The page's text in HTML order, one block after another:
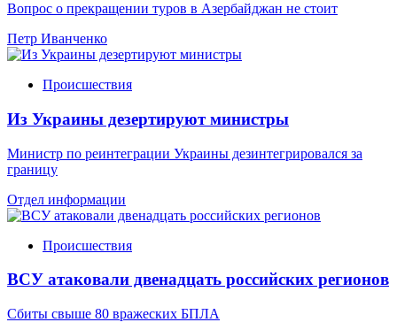
Вопрос о прекращении туров в Азербайджан не стоит
Петр Иванченко
Происшествия
Из Украины дезертируют министры
Министр по реинтеграции Украины дезинтегрировался за
границу
Отдел информации
Происшествия
ВСУ атаковали двенадцать российских регионов
Сбиты свыше 80 вражеских БПЛА